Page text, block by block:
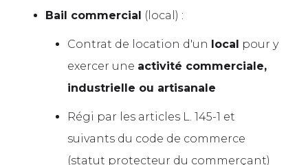
Bail commercial (local) :
Contrat de location d'un local pour y
exercer une activité commerciale,
industrielle ou artisanale
Régi par les articles L. 145-1 et
suivants du code de commerce
(statut protecteur du commerçant)